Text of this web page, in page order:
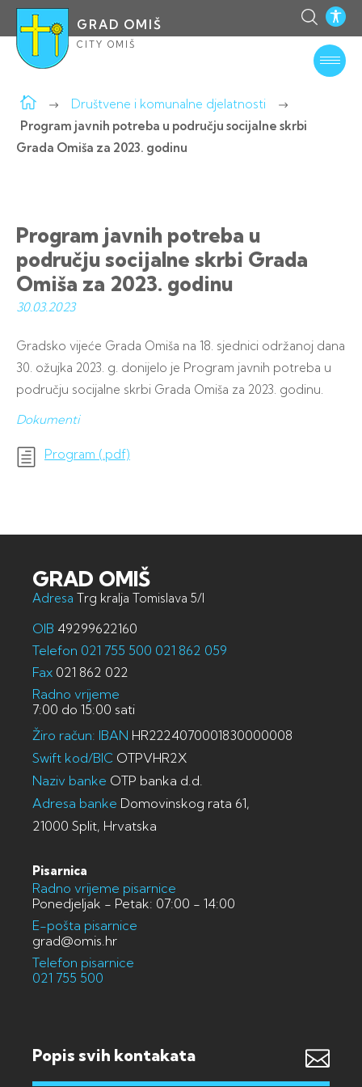
GRAD OMIŠ
CITY OMIŠ
Društvene i komunalne djelatnosti
Program javnih potreba u području socijalne skrbi
Grada Omiša za 2023. godinu
Program javnih potreba u
području socijalne skrbi Grada
Omiša za 2023. godinu
30.03.2023
Gradsko vijeće Grada Omiša na 18. sjednici održanoj dana
30. ožujka 2023. g. donijelo je Program javnih potreba u
području socijalne skrbi Grada Omiša za 2023. godinu.
Dokumenti
Program (.pdf)
GRAD OMIŠ
Adresa Trg kralja Tomislava 5/I
OIB 49299622160
Telefon 021 755 500 021 862 059
Fax 021 862 022
Radno vrijeme
7:00 do 15:00 sati
Žiro račun: IBAN HR2224070001830000008
Swift kod/BIC OTPVHR2X
Naziv banke OTP banka d.d.
Adresa banke Domovinskog rata 61,
21000 Split, Hrvatska
Pisarnica
Radno vrijeme pisarnice
Ponedjeljak - Petak: 07:00 - 14:00
E-pošta pisarnice
grad@omis.hr
Telefon pisarnice
021 755 500
Popis svih kontakata